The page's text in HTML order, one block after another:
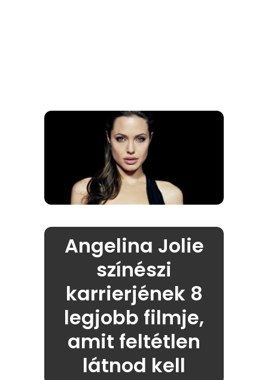
Angelina Jolie
színészi
karrierjének 8
legjobb filmje,
amit feltétlen
látnod kell